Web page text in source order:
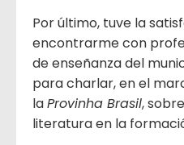
Por último, tuve la
encontrarme con
de enseñanza del
para charlar, en el
laProvinha Brasil,
literatura en la